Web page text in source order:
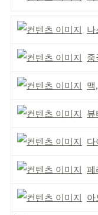
나
중
맥,
뷰
다
페
아